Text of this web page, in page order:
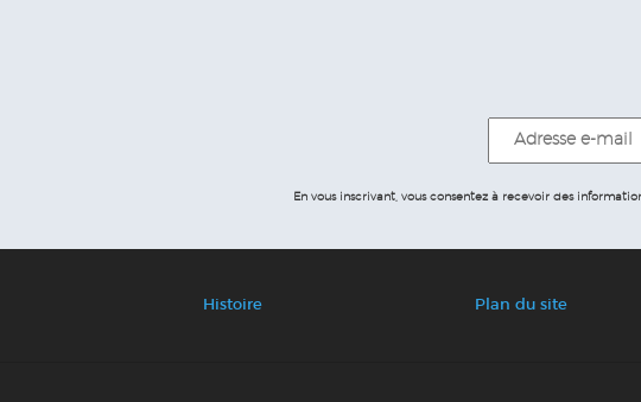
En vous inscrivant, vous consentez à recevoir des
Histoire Plan du site